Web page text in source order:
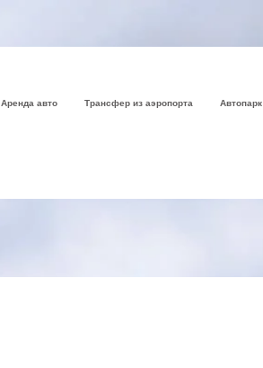
Аренда авто Трансфер из аэропорта Автопарк